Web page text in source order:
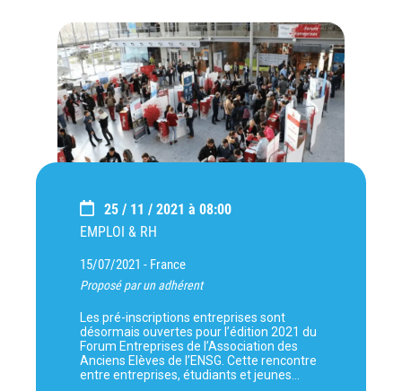
25 / 11 / 2021 à 08:00
EMPLOI & RH
15/07/2021 - France
Proposé par un adhérent
Les pré-inscriptions entreprises sont
désormais ouvertes pour l’édition 2021 du
Forum Entreprises de l’Association des
Anciens Elèves de l’ENSG. Cette rencontre
entre entreprises, étudiants et jeunes…